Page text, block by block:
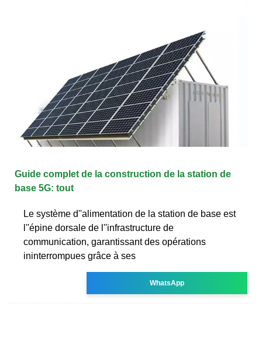
Guide complet de la construction de la station de
base 5G: tout
Le système d''alimentation de la station de base est
l''épine dorsale de l''infrastructure de
communication, garantissant des opérations
ininterrompues grâce à ses
WhatsApp